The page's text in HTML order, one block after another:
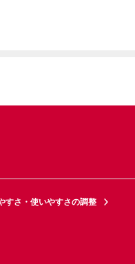
すさ・使いやすさの調整